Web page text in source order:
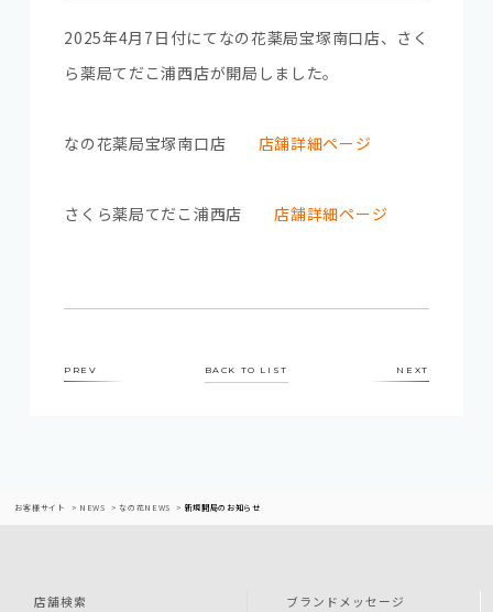
2025年4月7日付にて なの花薬局宝塚南口店、さく
ら薬局てだこ浦西店が開局しました。
なの花薬局宝塚南口店 店舗詳細ページ
さくら薬局てだこ浦西店店舗詳細ページ
PREV BACK TO LIST NEXT
お客様サイト NEWS なの花NEWS 新規開局のお知らせ
店舗検索 ブランドメッセージ